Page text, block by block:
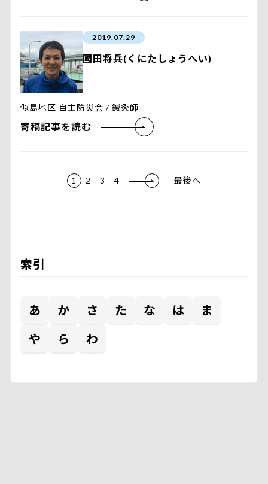
2019.07.29
國田将兵(くにたしょうへい)
似島地区 自主防災会 / 鍼灸師
寄稿記事を読む
1 2 3 4 最後へ
索引
あ か さ た な は
ま
や
ら わ